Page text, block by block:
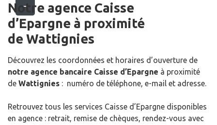
Notre agence Caisse
d’Epargne à proximité
de Wattignies
Découvrez les coordonnées et horaires d’ouverture de
notre agence bancaire Caisse d’Epargne à proximité
de Wattignies : numéro de téléphone, e-mail et adresse.
Retrouvez tous les services Caisse d’Epargne disponibles
en agence : retrait, remise de chèques, rendez-vous avec